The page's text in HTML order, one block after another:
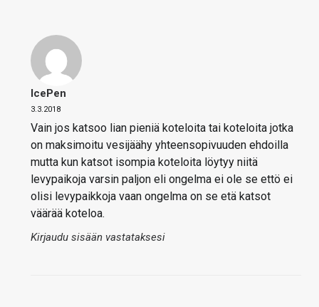
IcePen
3.3.2018
Vain jos katsoo lian pieniä koteloita tai koteloita jotka
on maksimoitu vesijäähy yhteensopivuuden ehdoilla
mutta kun katsot isompia koteloita löytyy niitä
levypaikoja varsin paljon eli ongelma ei ole se ettö ei
olisi levypaikkoja vaan ongelma on se etä katsot
väärää koteloa.
Kirjaudu sisään vastataksesi